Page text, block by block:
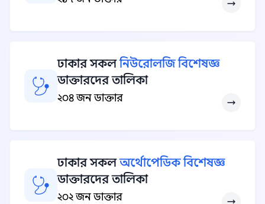
ঢাকার সকলনিউরোলজি বিশেষজ্ঞ
ডাক্তারদের তালিকা
২০৪ জন ডাক্তার
ঢাকার সকলঅর্থোপেডিক বিশেষজ্ঞ
ডাক্তারদের তালিকা
২০২ জন ডাক্তার